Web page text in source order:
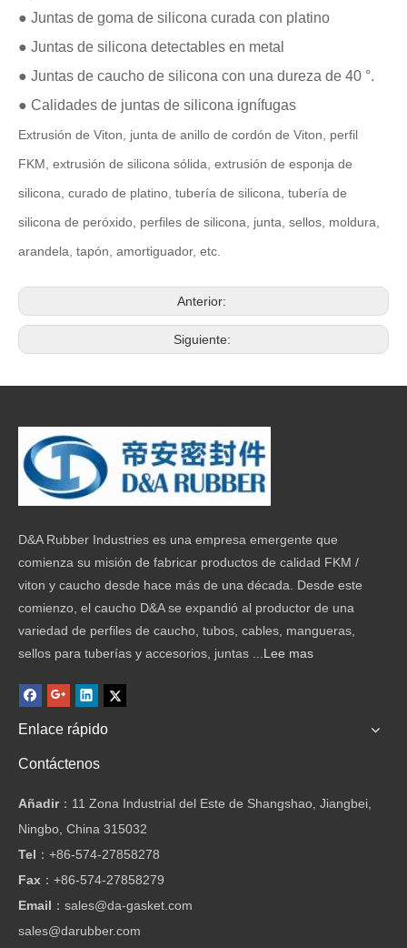
● Juntas de goma de silicona curada con platino
● Juntas de silicona detectables en metal
● Juntas de caucho de silicona con una dureza de 40 °.
● Calidades de juntas de silicona ignífugas
Extrusión de Viton, junta de anillo de cordón de Viton, perfil
FKM, extrusión de silicona sólida, extrusión de esponja de
silicona, curado de platino, tubería de silicona, tubería de
silicona de peróxido, perfiles de silicona, junta, sellos, moldura,
arandela, tapón, amortiguador, etc.
Anterior:
Siguiente:
D&A Rubber Industries es una empresa emergente que
comienza su misión de fabricar productos de calidad FKM /
viton y caucho desde hace más de una década. Desde este
comienzo, el caucho D&A se expandió al productor de una
variedad de perfiles de caucho, tubos, cables, mangueras,
sellos para tuberías y accesorios, juntas ... Lee mas
Enlace rápido
Contáctenos
Añadir：11 Zona Industrial del Este de Shangshao, Jiangbei,
Ningbo, China 315032
Tel ： +86-574-27858278
Fax ： +86-574-27858279
Email ： sales@da-gasket.com
sales@darubber.com